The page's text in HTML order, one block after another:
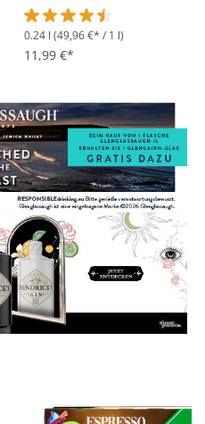
4.2 von 5 Sternen
Durchschnittliche
0.24 l (49,96 €* / 1 l)
11,99 €*